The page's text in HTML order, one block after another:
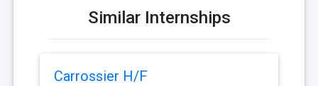
Similar Internships
Carrossier H/F